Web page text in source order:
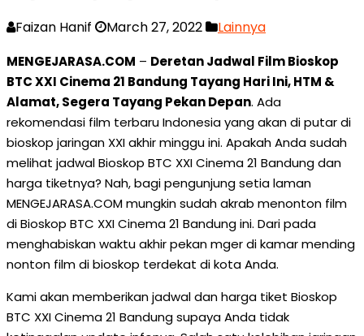
Faizan Hanif March 27, 2022 Lainnya
MENGEJARASA.COM – Deretan Jadwal Film Bioskop
BTC XXI Cinema 21 Bandung Tayang Hari Ini, HTM &
Alamat, Segera Tayang Pekan Depan. Ada
rekomendasi film terbaru Indonesia yang akan di putar di
bioskop jaringan XXI akhir minggu ini. Apakah Anda sudah
melihat jadwal Bioskop BTC XXI Cinema 21 Bandung dan
harga tiketnya? Nah, bagi pengunjung setia laman
MENGEJARASA.COM mungkin sudah akrab menonton film
di Bioskop BTC XXI Cinema 21 Bandung ini. Dari pada
menghabiskan waktu akhir pekan mger di kamar mending
nonton film di bioskop terdekat di kota Anda.
Kami akan memberikan jadwal dan harga tiket Bioskop
BTC XXI Cinema 21 Bandung supaya Anda tidak